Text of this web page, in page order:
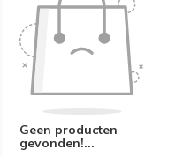
Geen producten
gevonden!...